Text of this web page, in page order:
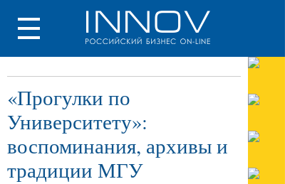
«Прогулки по
Университету»:
воспоминания, архивы и
традиции МГУ